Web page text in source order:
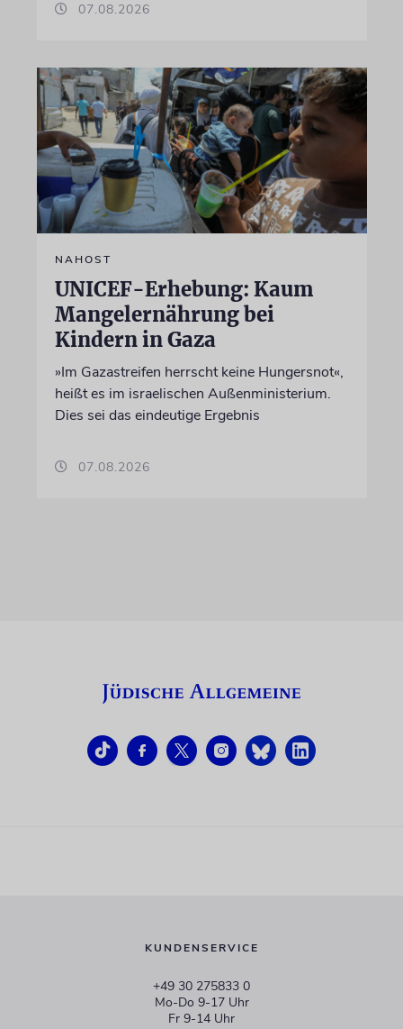
07.08.2026
NAHOST
UNICEF-Erhebung: Kaum
Mangelernährung bei
Kindern in Gaza
»Im Gazastreifen herrscht keine Hungersnot«,
heißt es im israelischen Außenministerium.
Dies sei das eindeutige Ergebnis
07.08.2026
KUNDENSERVICE
+49 30 275833 0
Mo-Do 9-17 Uhr
Fr 9-14 Uhr